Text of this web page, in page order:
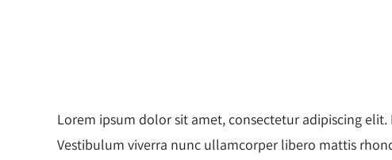
Lorem ipsum dolor sit amet, consectetur adipiscing
Vestibulum viverra nunc ullamcorper libero mattis